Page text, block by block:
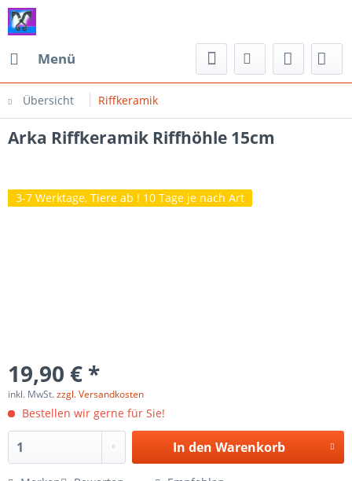
Menü
Übersicht Riffkeramik
Arka Riffkeramik Riffhöhle 15cm
3-7 Werktage, Tiere ab ! 10 Tage je nach Art
19,90 € *
inkl. MwSt.zzgl. Versandkosten
Bestellen wir gerne für Sie!
In den Warenkorb